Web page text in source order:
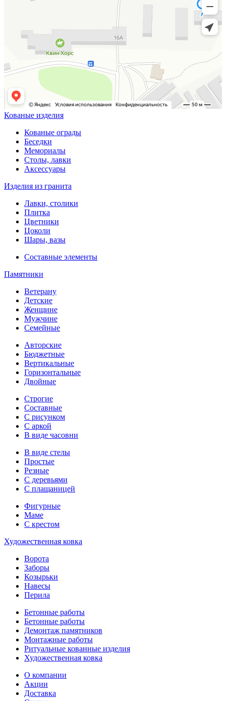
Кованые изделия
Кованые ограды
Беседки
Мемориалы
Столы, лавки
Аксессуары
Изделия из гранита
Лавки, столики
Плитка
Цветники
Цоколи
Шары, вазы
Составные элементы
Памятники
Ветерану
Детские
Женщине
Мужчине
Семейные
Авторские
Бюджетные
Вертикальные
Горизонтальные
Двойные
Строгие
Составные
С рисунком
С аркой
В виде часовни
В виде стелы
Простые
Резные
С деревьями
С плащаницей
Фигурные
Маме
С крестом
Художественная ковка
Ворота
Заборы
Козырьки
Навесы
Перила
Бетонные работы
Бетонные работы
Демонтаж памятников
Монтажные работы
Ритуальные кованные изделия
Художественная ковка
О компании
Акции
Доставка